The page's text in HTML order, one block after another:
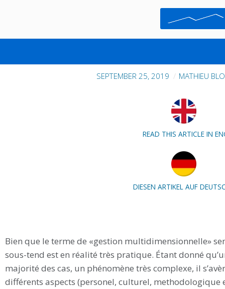
QU’EST-CE QUE LA
SEPTEMBER 25, 2019 MATHIEU
READ THIS ARTICLE IN
DIESEN ARTIKEL AUF
Bien que le terme de «gestion multidimensionnelle»
sous-tend est en réalité très pratique. Étant donné
majorité des cas, un phénomène très complexe, il
différents aspects (personel, culturel,